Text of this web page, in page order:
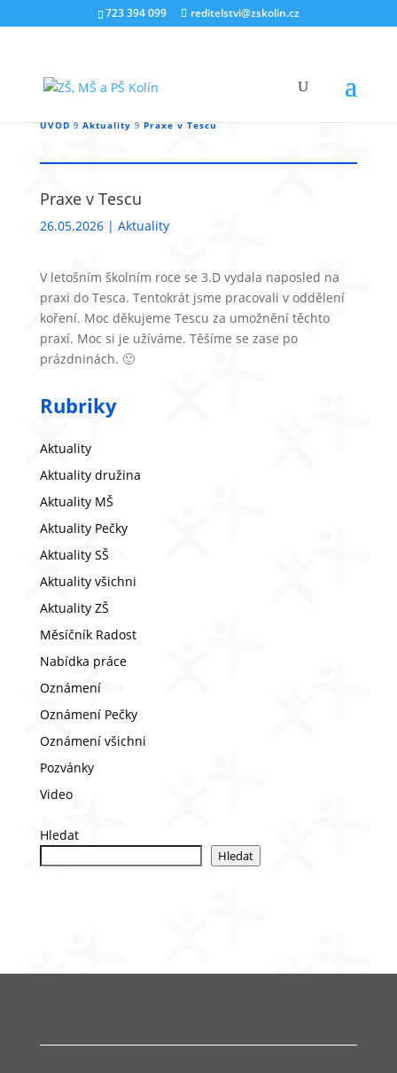
723 394 099 reditelstvi@zskolin.cz
ÚVOD 9 Aktuality 9 Praxe v Tescu
Praxe v Tescu
26.05.2026| Aktuality
V letošním školním roce se 3.D vydala naposled na
praxi do Tesca. Tentokrát jsme pracovali v oddělení
koření. Moc děkujeme Tescu za umožnění těchto
praxí. Moc si je užíváme. Těšíme se zase po
prázdninách. 🙂
Rubriky
Aktuality
Aktuality družina
Aktuality MŠ
Aktuality Pečky
Aktuality SŠ
Aktuality všichni
Aktuality ZŠ
Měsíčník Radost
Nabídka práce
Oznámení
Oznámení Pečky
Oznámení všichni
Pozvánky
Video
Hledat
Hledat